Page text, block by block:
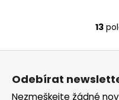
13
Z
Odebírat
Nezmeškejte žádné